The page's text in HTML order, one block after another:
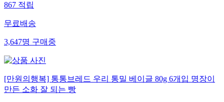
867 적립
무료배송
3,647명 구매중
[만원의행복] 통통브레드 우리 통밀 베이글 80g 6개입 명장이
만든 소화 잘 되는 빵